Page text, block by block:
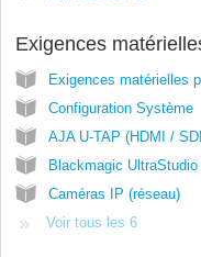
Exigences
Exigences matérielles
Configuration Système
AJA U-TAP (HDMI /
Blackmagic
Caméras IP (réseau)
Voir tous les 6